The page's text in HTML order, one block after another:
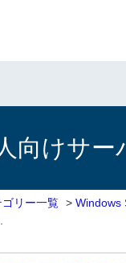
けサー
リー一覧 > Windows